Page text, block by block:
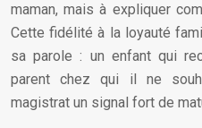
maman, mais à expliquer
Cette fidélité à la loyauté
sa parole : un enfant qui
parent chez qui il ne
magistrat un signal fort de